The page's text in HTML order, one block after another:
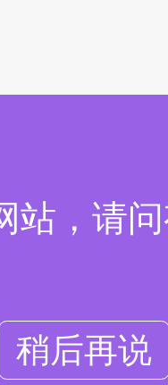
站，请
稍后再说